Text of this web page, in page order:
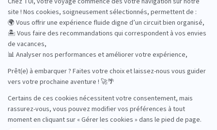
Road Trips
Safari
Sénior